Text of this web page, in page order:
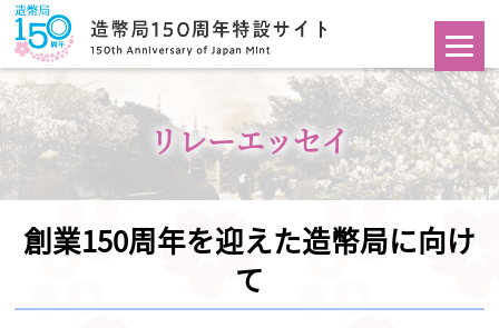
リレーエッセイ
創業150周年を迎えた造幣局に向け
て